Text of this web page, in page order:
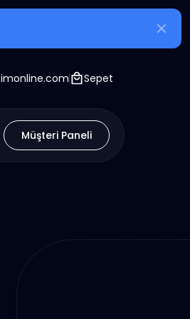
Sepet
Müşteri Paneli